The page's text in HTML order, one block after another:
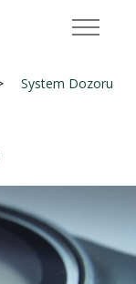
System Dozoru